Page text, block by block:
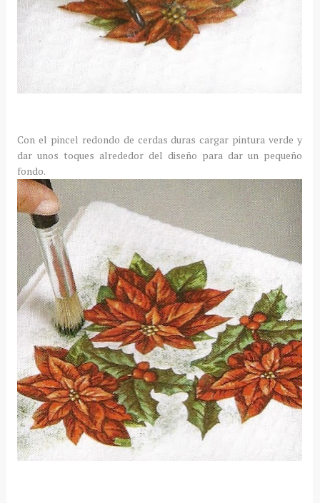
Con el pincel redondo de cerdas duras cargar pintura verde y
dar unos toques alrededor del diseño para dar un pequeño
fondo.